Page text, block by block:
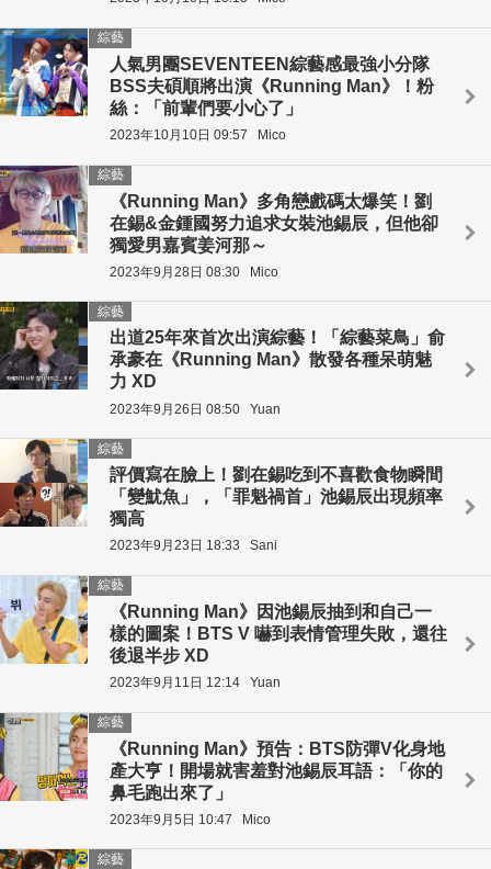
人氣男團SEVENTEEN綜藝感最強小分隊
BSS夫碩順將出演《Running Man》！粉
絲：「前輩們要小心了」
綜藝
2023年10月10日 09:57 Mico
《Running Man》多角戀戲碼太爆笑！劉
在錫&金鍾國努力追求女裝池錫辰，但他卻
獨愛男嘉賓姜河那～
綜藝
2023年9月28日 08:30 Mico
出道25年來首次出演綜藝！「綜藝菜鳥」俞
承豪在《Running Man》散發各種呆萌魅
力 XD
綜藝
2023年9月26日 08:50 Yuan
評價寫在臉上！劉在錫吃到不喜歡食物瞬間
「變魷魚」，「罪魁禍首」池錫辰出現頻率
獨高
綜藝
2023年9月23日 18:33 Sani
《Running Man》因池錫辰抽到和自己一
樣的圖案！BTS V 嚇到表情管理失敗，還往
後退半步 XD
綜藝
2023年9月11日 12:14 Yuan
《Running Man》預告：BTS防彈V化身地
產大亨！開場就害羞對池錫辰耳語：「你的
鼻毛跑出來了」
綜藝
2023年9月5日 10:47 Mico
綜藝